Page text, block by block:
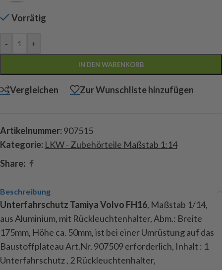
Vorrätig
- +
IN DEN WARENKORB
Vergleichen Zur Wunschliste hinzufügen
Artikelnummer: 907515
Kategorie: LKW - Zubehörteile Maßstab 1:14
Share:
Beschreibung
Unterfahrschutz Tamiya Volvo FH16, Maßstab 1/14,
aus Aluminium, mit Rückleuchtenhalter, Abm.: Breite
175mm, Höhe ca. 50mm, ist bei einer Umrüstung auf das
Baustoffplateau Art.Nr. 907509 erforderlich, Inhalt : 1
Unterfahrschutz , 2 Rückleuchtenhalter,